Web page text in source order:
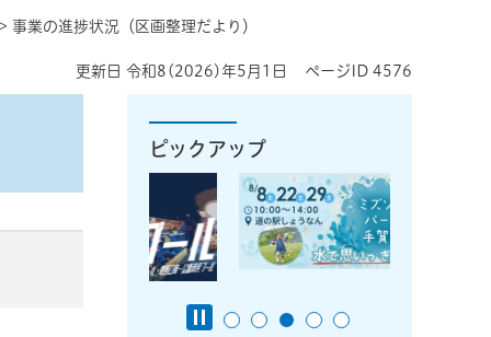
事業の進捗状況（区画整理だより）
更新日 令和8(2026)年5月1日 ページID 4576
ピックアップ